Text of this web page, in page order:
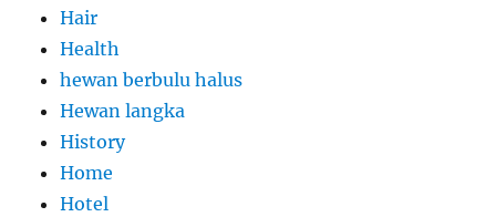
Hair
Health
hewan berbulu halus
Hewan langka
History
Home
Hotel